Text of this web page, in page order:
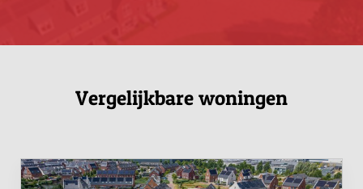
Vergelijkbare woningen